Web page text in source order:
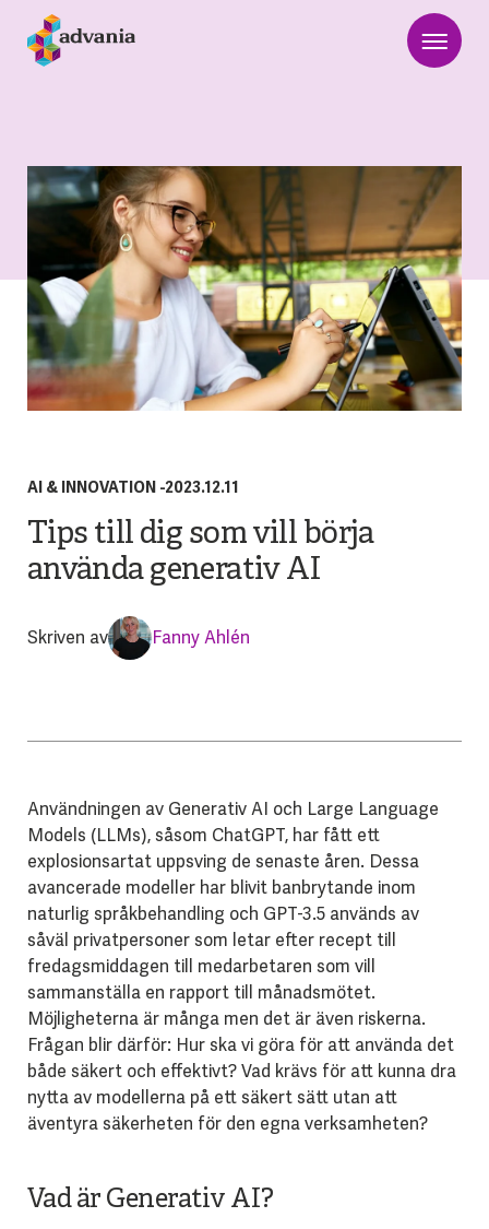
AI & INNOVATION -2023.12.11
Tips till dig som vill börja
använda generativ AI
Skriven av Fanny Ahlén
Användningen av Generativ AI och Large Language
Models (LLMs), såsom ChatGPT, har fått ett
explosionsartat uppsving de senaste åren. Dessa
avancerade modeller har blivit banbrytande inom
naturlig språkbehandling och GPT-3.5 används av
såväl privatpersoner som letar efter recept till
fredagsmiddagen till medarbetaren som vill
sammanställa en rapport till månadsmötet.
Möjligheterna är många men det är även riskerna.
Frågan blir därför: Hur ska vi göra för att använda det
både säkert och effektivt? Vad krävs för att kunna dra
nytta av modellerna på ett säkert sätt utan att
äventyra säkerheten för den egna verksamheten?
Vad är Generativ AI?